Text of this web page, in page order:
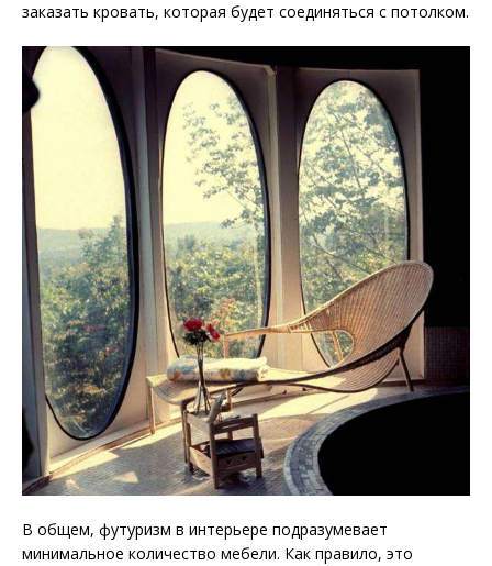
заказать кровать, которая будет соединяться с потолком.
В общем, футуризм в интерьере подразумевает
минимальное количество мебели. Как правило, это